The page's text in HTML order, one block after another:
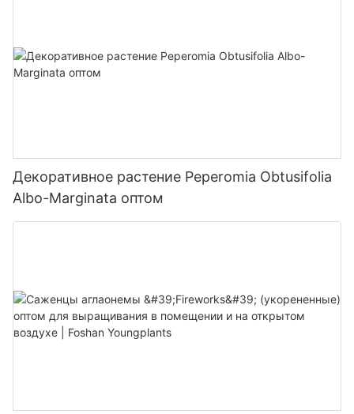
Декоративное растение Peperomia Obtusifolia
Albo-Marginata оптом